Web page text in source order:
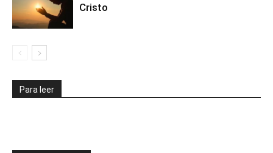
Cristo
Para leer